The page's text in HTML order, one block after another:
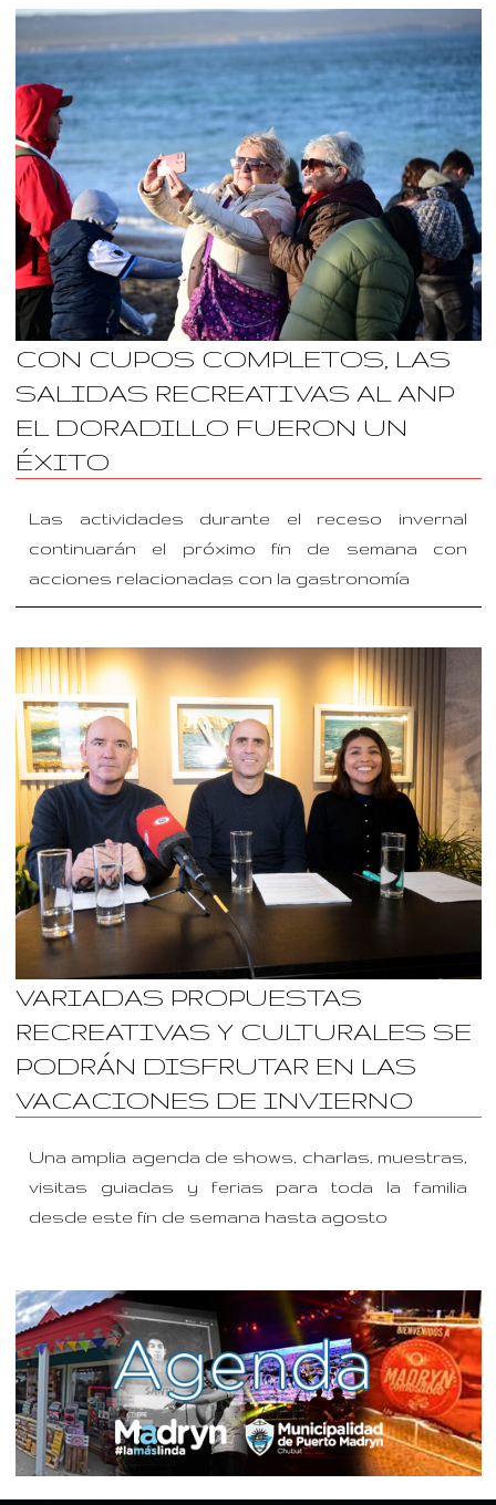
CON CUPOS COMPLETOS, LAS
SALIDAS RECREATIVAS AL ANP
EL DORADILLO FUERON UN
ÉXITO
Las actividades durante el receso invernal
continuarán el próximo fin de semana con
acciones relacionadas con la gastronomía
VARIADAS PROPUESTAS
RECREATIVAS Y CULTURALES SE
PODRÁN DISFRUTAR EN LAS
VACACIONES DE INVIERNO
Una amplia agenda de shows, charlas, muestras,
visitas guiadas y ferias para toda la familia
desde este fin de semana hasta agosto